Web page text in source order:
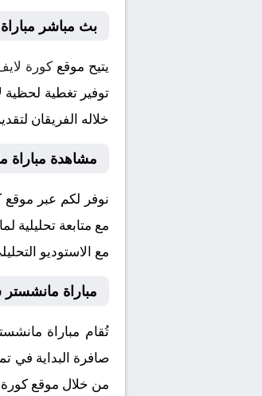
بث مباشر
يتيح موقع كورة
توفير تغطية لحظية
خلاله الفريقان
مشاهدة مباراة
نوفر لكم عبر
مع متابعة تحليلية
مع الاستوديو
مباراة
من خلال موقع